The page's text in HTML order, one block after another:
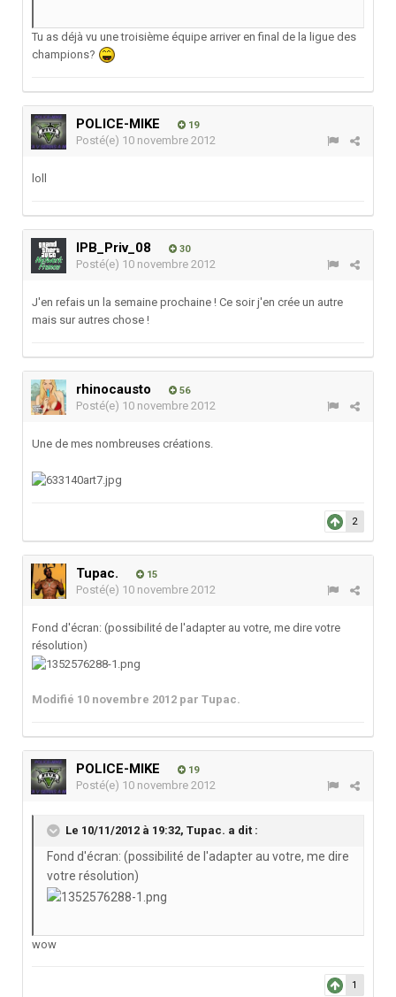
Tu as déjà vu une troisième équipe arriver en final de la ligue des
champions?
POLICE-MIKE 19
Posté(e) 10 novembre 2012
loll
IPB_Priv_08 30
Posté(e) 10 novembre 2012
J'en refais un la semaine prochaine ! Ce soir j'en crée un autre
mais sur autres chose !
rhinocausto 56
Posté(e) 10 novembre 2012
Une de mes nombreuses créations.
2
Tupac. 15
Posté(e) 10 novembre 2012
Fond d'écran: (possibilité de l'adapter au votre, me dire votre
résolution)
Modifié 10 novembre 2012 par Tupac.
POLICE-MIKE 19
Posté(e) 10 novembre 2012
Le 10/11/2012 à 19:32, Tupac. a dit :
Fond d'écran: (possibilité de l'adapter au votre, me dire
votre résolution)
wow
1